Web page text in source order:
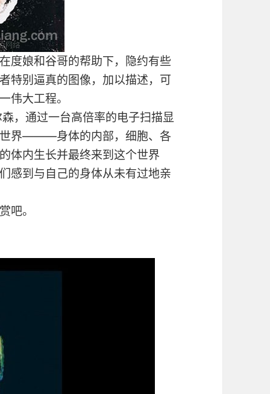
度娘和谷哥的帮助下，隐约有些
特别逼真的图像，加以描述，可
伟大工程。
，通过一台高倍率的电子扫描显
世界———身体的内部，细胞、各
体内生长并最终来到这个世界
感到与自己的身体从未有过地亲
吧。